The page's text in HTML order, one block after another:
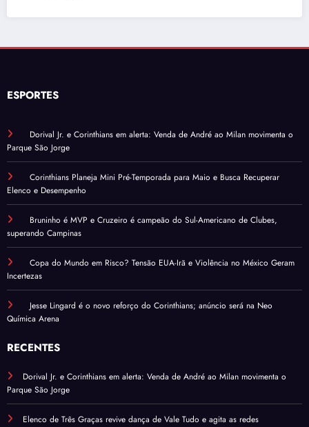
ESPORTES
Dorival Jr. e Corinthians em alerta: Venda de André ao Milan movimenta o
Parque São Jorge
Corinthians Planeja Mini Pré-Temporada para Maio e Busca Recuperar
Elenco e Desempenho
Bruninho é MVP e Cruzeiro é campeão do Sul-Americano de Clubes,
superando Campinas
Copa do Mundo em Risco? Tensão EUA-Irã e Violência no México Geram
Incertezas
Jesse Lingard é o novo reforço do Corinthians; anúncio será na Neo
Química Arena
RECENTES
Dorival Jr. e Corinthians em alerta: Venda de André ao Milan movimenta o
Parque São Jorge
Elenco de Três Graças revive dança de Vale Tudo e agita as redes